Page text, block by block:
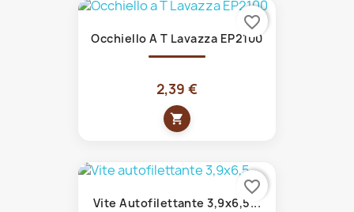
Occhiello A T Lavazza EP2100
2,39 €
shopping_cart
favorite_border
Vite Autofilettante 3,9x6,5...
favorite_border